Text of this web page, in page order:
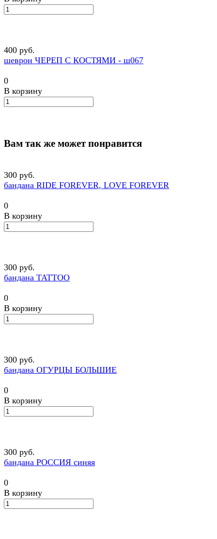
400 руб.
шеврон ЧЕРЕП С КОСТЯМИ - ш067
0
В корзину
Вам так же может понравится
300 руб.
бандана RIDE FOREVER, LOVE FOREVER
0
В корзину
300 руб.
бандана TATTOO
0
В корзину
300 руб.
бандана ОГУРЦЫ БОЛЬШИЕ
0
В корзину
300 руб.
бандана РОССИЯ синяя
0
В корзину